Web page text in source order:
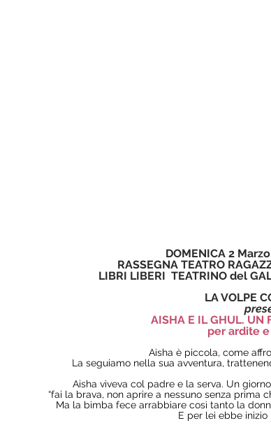
DOMENICA 2
RASSEGNA TEATRO
LIBRI LIBERI  TEATRINO del
LA VOLPE
AISHA E IL GHUL. UN
per ardite
Aisha è piccola, come
La seguiamo nella sua avventura,
Aisha viveva col padre e la serva. Un
“fai la brava, non aprire a nessuno senza prima
Ma la bimba fece arrabbiare così tanto la
E per lei ebbe